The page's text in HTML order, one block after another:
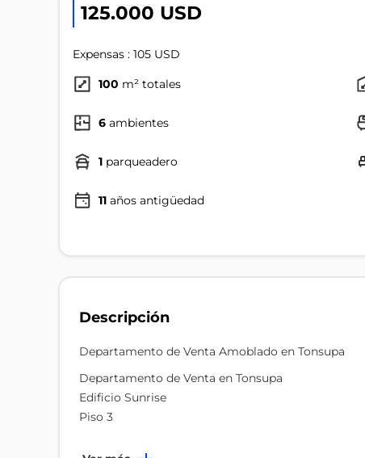
125.000 USD
Expensas : 105 USD
100 m² totales
6 ambientes
1 parqueadero
11 años antigüedad
Descripción
Departamento de Venta Amoblado en Tonsupa
Departamento de Venta en Tonsupa
Edificio Sunrise
Piso 3